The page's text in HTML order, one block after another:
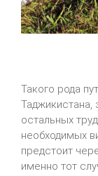
Такого рода
Таджикистана,
остальных
необходимых
предстоит
именно тот